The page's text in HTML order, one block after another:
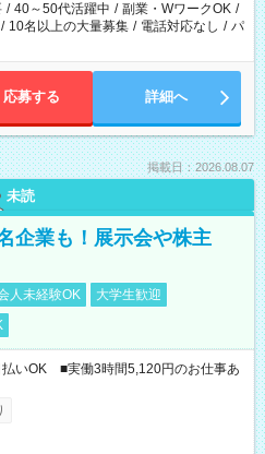
/ 40～50代活躍中 / 副業・WワークOK /
/ 10名以上の大量募集 / 電話対応なし / パ
応募する 詳細へ
掲載日：2026.08.07
未読
企業も！展示会や株主
人未経験OK
大学生歓迎
いOK ■実働3時間5,120円のお仕事あ